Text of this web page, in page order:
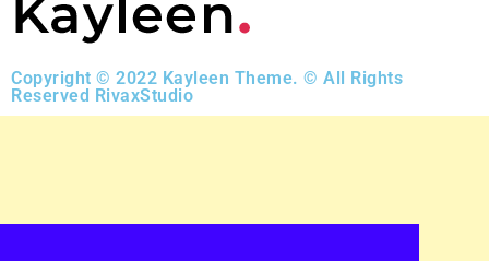
Copyright © 2022 Kayleen Theme. © All Rights
Reserved RivaxStudio